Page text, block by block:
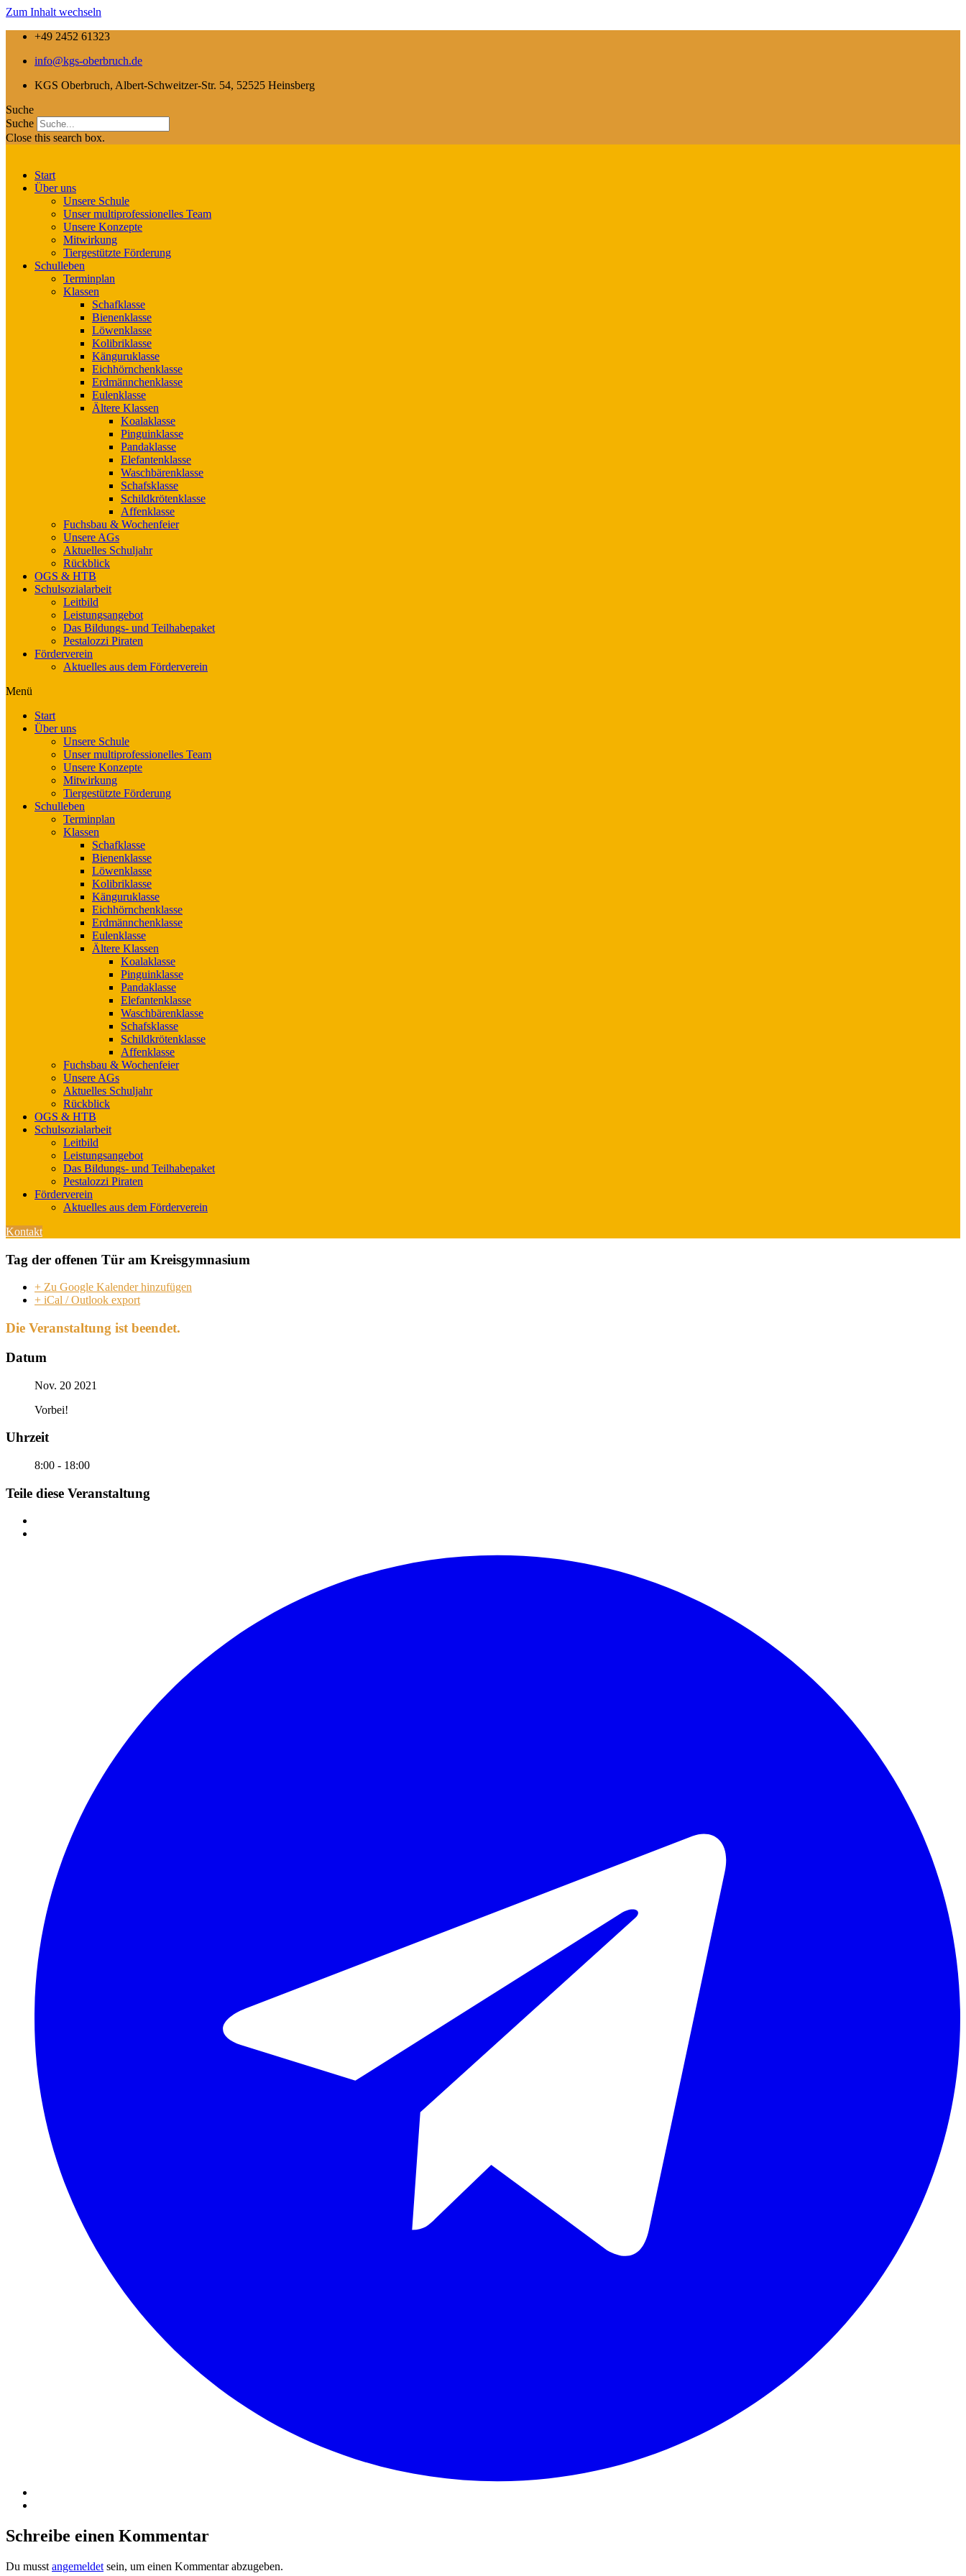
Zum Inhalt wechseln
+49 2452 61323
info@kgs-oberbruch.de
KGS Oberbruch, Albert-Schweitzer-Str. 54, 52525 Heinsberg
Suche
Suche
Close this search box.
Start
Über uns
Unsere Schule
Unser multiprofessionelles Team
Unsere Konzepte
Mitwirkung
Tiergestützte Förderung
Schulleben
Terminplan
Klassen
Schafklasse
Bienenklasse
Löwenklasse
Kolibriklasse
Känguruklasse
Eichhörnchenklasse
Erdmännchenklasse
Eulenklasse
Ältere Klassen
Koalaklasse
Pinguinklasse
Pandaklasse
Elefantenklasse
Waschbärenklasse
Schafsklasse
Schildkrötenklasse
Affenklasse
Fuchsbau & Wochenfeier
Unsere AGs
Aktuelles Schuljahr
Rückblick
OGS & HTB
Schulsozialarbeit
Leitbild
Leistungsangebot
Das Bildungs- und Teilhabepaket
Pestalozzi Piraten
Förderverein
Aktuelles aus dem Förderverein
Menü
Start
Über uns
Unsere Schule
Unser multiprofessionelles Team
Unsere Konzepte
Mitwirkung
Tiergestützte Förderung
Schulleben
Terminplan
Klassen
Schafklasse
Bienenklasse
Löwenklasse
Kolibriklasse
Känguruklasse
Eichhörnchenklasse
Erdmännchenklasse
Eulenklasse
Ältere Klassen
Koalaklasse
Pinguinklasse
Pandaklasse
Elefantenklasse
Waschbärenklasse
Schafsklasse
Schildkrötenklasse
Affenklasse
Fuchsbau & Wochenfeier
Unsere AGs
Aktuelles Schuljahr
Rückblick
OGS & HTB
Schulsozialarbeit
Leitbild
Leistungsangebot
Das Bildungs- und Teilhabepaket
Pestalozzi Piraten
Förderverein
Aktuelles aus dem Förderverein
Kontakt
Tag der offenen Tür am Kreisgymnasium
+ Zu Google Kalender hinzufügen
+ iCal / Outlook export
Die Veranstaltung ist beendet.
Datum
Nov. 20 2021
Vorbei!
Uhrzeit
8:00 - 18:00
Teile diese Veranstaltung
Schreibe einen Kommentar
Du musst angemeldet sein, um einen Kommentar abzugeben.